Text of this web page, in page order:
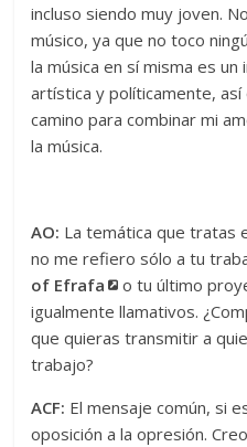
incluso siendo muy joven.
músico, ya que no toco
la música en sí misma es
artística y políticamente,
camino para combinar mi
la música.
AO: La temática que tratas
no me refiero sólo a tu
of Efrafa
o tu último
igualmente llamativos.
que quieras transmitir a
trabajo?
ACF: El mensaje común, si
oposición a la opresión.